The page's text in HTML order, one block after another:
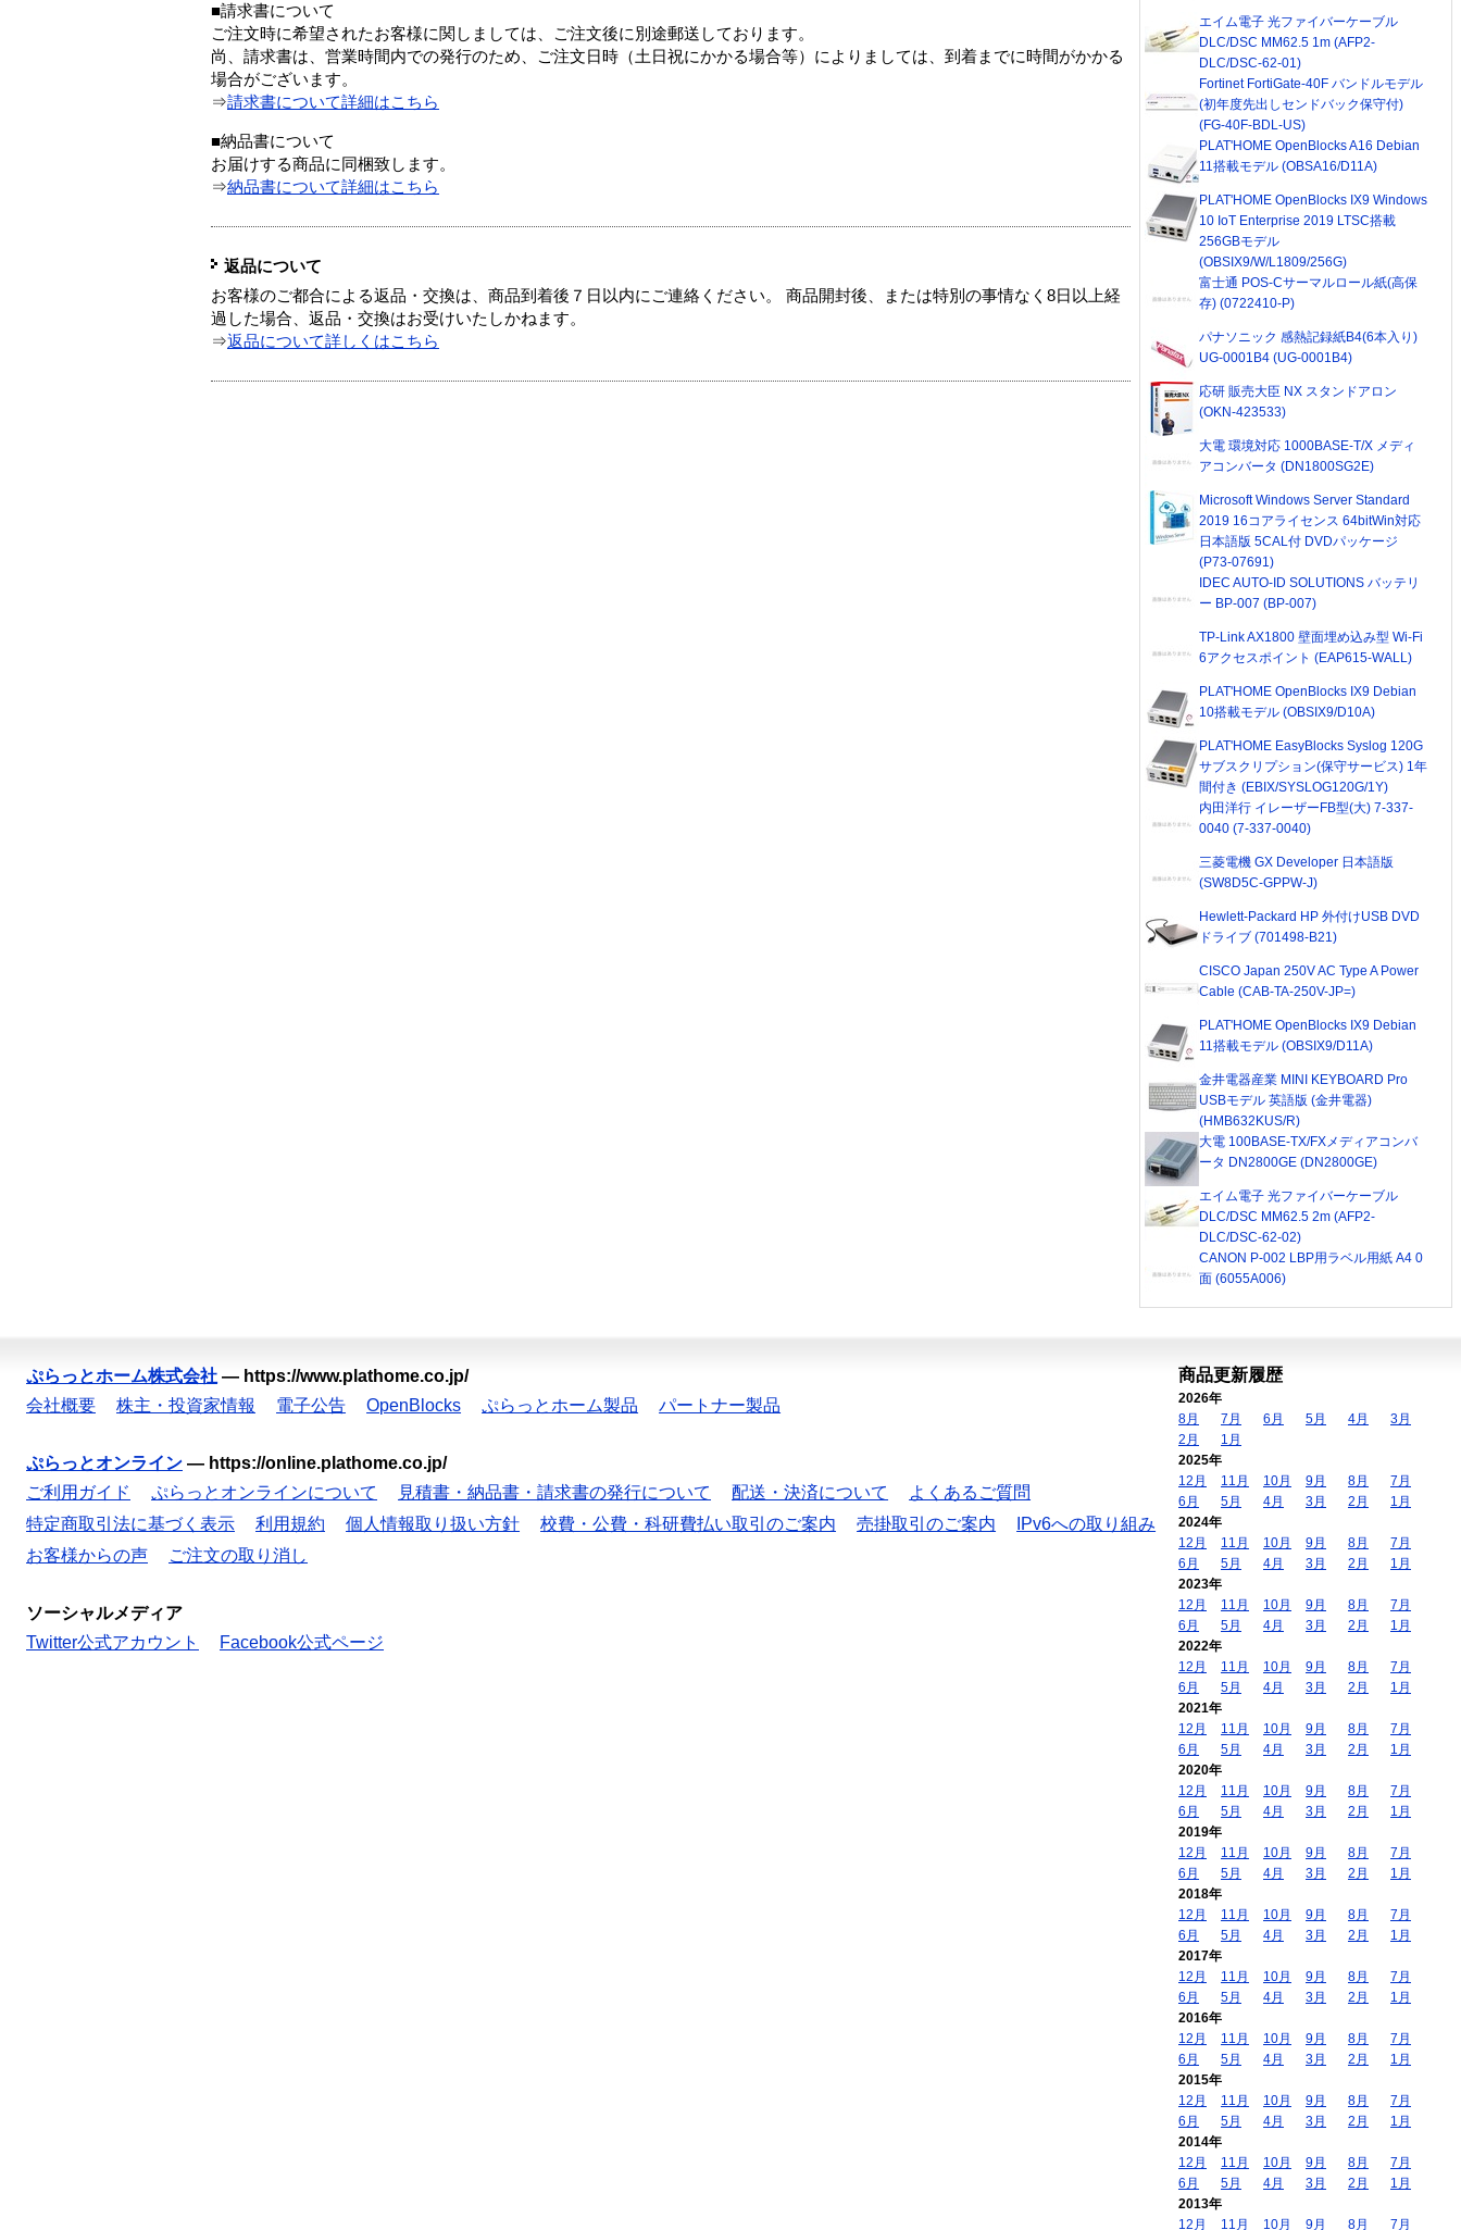
■請求書について
ご注文時に希望されたお客様に関しましては、ご注文後に別途郵送しております。
尚、請求書は、営業時間内での発行のため、ご注文日時（土日祝にかかる場合等）によりましては、到着までに時間がかかる
場合がございます。
⇒請求書について詳細はこちら
■納品書について
お届けする商品に同梱致します。
⇒納品書について詳細はこちら
返品について
お客様のご都合による返品・交換は、商品到着後７日以内にご連絡ください。 商品開封後、または特別の事情なく8日以上経
過した場合、返品・交換はお受けいたしかねます。
⇒返品について詳しくはこちら
エイム電子 光ファイバーケーブル
DLC/DSC MM62.5 1m (AFP2-
DLC/DSC-62-01)
Fortinet FortiGate-40F バンドルモデル
(初年度先出しセンドバック保守付)
(FG-40F-BDL-US)
PLAT'HOME OpenBlocks A16 Debian
11搭載モデル (OBSA16/D11A)
PLAT'HOME OpenBlocks IX9 Windows
10 IoT Enterprise 2019 LTSC搭載
256GBモデル
(OBSIX9/W/L1809/256G)
富士通 POS-Cサーマルロール紙(高保
存) (0722410-P)
パナソニック 感熱記録紙B4(6本入り)
UG-0001B4 (UG-0001B4)
応研 販売大臣 NX スタンドアロン
(OKN-423533)
大電 環境対応 1000BASE-T/X メディ
アコンバータ (DN1800SG2E)
Microsoft Windows Server Standard
2019 16コアライセンス 64bitWin対応
日本語版 5CAL付 DVDパッケージ
(P73-07691)
IDEC AUTO-ID SOLUTIONS バッテリ
ー BP-007 (BP-007)
TP-Link AX1800 壁面埋め込み型 Wi-Fi
6アクセスポイント (EAP615-WALL)
PLAT'HOME OpenBlocks IX9 Debian
10搭載モデル (OBSIX9/D10A)
PLAT'HOME EasyBlocks Syslog 120G
サブスクリプション(保守サービス) 1年
間付き (EBIX/SYSLOG120G/1Y)
内田洋行 イレーザーFB型(大) 7-337-
0040 (7-337-0040)
三菱電機 GX Developer 日本語版
(SW8D5C-GPPW-J)
Hewlett-Packard HP 外付けUSB DVD
ドライブ (701498-B21)
CISCO Japan 250V AC Type A Power
Cable (CAB-TA-250V-JP=)
PLAT'HOME OpenBlocks IX9 Debian
11搭載モデル (OBSIX9/D11A)
金井電器産業 MINI KEYBOARD Pro
USBモデル 英語版 (金井電器)
(HMB632KUS/R)
大電 100BASE-TX/FXメディアコンバ
ータ DN2800GE (DN2800GE)
エイム電子 光ファイバーケーブル
DLC/DSC MM62.5 2m (AFP2-
DLC/DSC-62-02)
CANON P-002 LBP用ラベル用紙 A4 0
面 (6055A006)
ぷらっとホーム株式会社 — https://www.plathome.co.jp/
会社概要
株主・投資家情報 電子公告 OpenBlocks ぷらっとホーム製品 パートナー製品
ぷらっとオンライン — https://online.plathome.co.jp/
ご利用ガイド
ぷらっとオンラインについて 見積書・納品書・請求書の発行について 配送・決済について
よくあるご質問
特定商取引法に基づく表示
利用規約 個人情報取り扱い方針 校費・公費・科研費払い取引のご案内 売掛取引のご案内
IPv6への取り組み
お客様からの声
ご注文の取り消し
ソーシャルメディア
Twitter公式アカウント
Facebook公式ページ
商品更新履歴
2026年
8月
7月 6月 5月 4月
3月
2月
1月
2025年
12月
11月 10月 9月 8月
7月
6月
5月 4月 3月 2月
1月
2024年
12月
11月 10月 9月 8月
7月
6月
5月 4月 3月 2月
1月
2023年
12月
11月 10月 9月 8月
7月
6月
5月 4月 3月 2月
1月
2022年
12月
11月 10月 9月 8月
7月
6月
5月 4月 3月 2月
1月
2021年
12月
11月 10月 9月 8月
7月
6月
5月 4月 3月 2月
1月
2020年
12月
11月 10月 9月 8月
7月
6月
5月 4月 3月 2月
1月
2019年
12月
11月 10月 9月 8月
7月
6月
5月 4月 3月 2月
1月
2018年
12月
11月 10月 9月 8月
7月
6月
5月 4月 3月 2月
1月
2017年
12月
11月 10月 9月 8月
7月
6月
5月 4月 3月 2月
1月
2016年
12月
11月 10月 9月 8月
7月
6月
5月 4月 3月 2月
1月
2015年
12月
11月 10月 9月 8月
7月
6月
5月 4月 3月 2月
1月
2014年
12月
11月 10月 9月 8月
7月
6月
5月 4月 3月 2月
1月
2013年
12月
11月 10月 9月 8月 7月